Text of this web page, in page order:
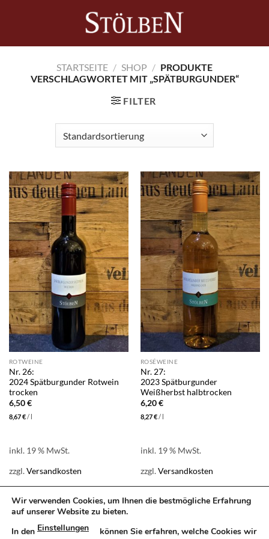
STARTSEITE / SHOP / PRODUKTE
VERSCHLAGWORTET MIT „SPÄTBURGUNDER“
FILTER
ROTWEINE
Nr. 26:
2024 Spätburgunder Rotwein
trocken
6,50€
8,67€/
inkl. 19 % MwSt.
zzgl.Versandkosten
ROSÉWEINE
Nr. 27:
2023 Spätburgunder
Weißherbst halbtrocken
6,20€
8,27€/
inkl. 19 % MwSt.
zzgl.Versandkosten
Wir verwenden Cookies, um Ihnen die bestmögliche Erfahrung
auf unserer Website zu bieten.
In den Einstellungen können Sie erfahren, welche Cookies wir